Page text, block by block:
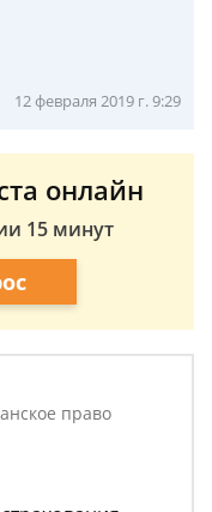
12 февраля 2019 г. 9:29
онлайн
15 минут
право